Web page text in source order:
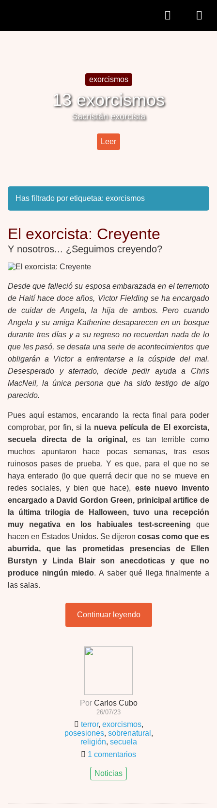
exorcismos
13 exorcismos
Sacristán exorcista
Leer
Has filtrado por etiquetaa: exorcismos
El exorcista: Creyente
Y nosotros... ¿Seguimos creyendo?
Desde que falleció su esposa embarazada en el terremoto
de Haití hace doce años, Victor Fielding se ha encargado
de cuidar de Angela, la hija de ambos. Pero cuando
Angela y su amiga Katherine desaparecen en un bosque
durante tres días y a su regreso no recuerdan nada de lo
que les pasó, se desata una serie de acontecimientos que
obligarán a Victor a enfrentarse a la cúspide del mal.
Desesperado y aterrado, decide pedir ayuda a Chris
MacNeil, la única persona que ha sido testigo de algo
parecido.
Pues aquí estamos, encarando la recta final para poder
comprobar, por fin, si la nueva película de El exorcista,
secuela directa de la original,es tan terrible como
muchos apuntaron hace pocas semanas, tras esos
ruinosos pases de prueba. Y es que, para el que no se
haya enterado (lo que querrá decir que no se mueve en
redes sociales, y bien que hace), este nuevo invento
encargado a David Gordon Green, prinicipal artifice de
la última trilogia de Halloween, tuvo una recepción
muy negativa en los habiuales test-screening que
hacen en Estados Unidos. Se dijeron cosas como que es
aburrida, que las prometidas presencias de Ellen
Burstyn y Linda Blair son anecdoticas y que no
produce ningún miedo. A saber qué llega finalmente a
las salas.
Continuar leyendo
PorCarlos Cubo
26/07/23
terror, exorcismos,
posesiones, sobrenatural ,
religión, secuela
1 comentarios
Noticias